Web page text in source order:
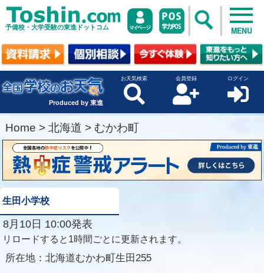
予備校・大学受験の東進ドットコム MENU
Produced by 東進
お天気検索 会員登録 ログイン
Home > 北海道 > むかわ町
生田小学校
8月10日 10:00発表
リロードすると1時間ごとに更新されます。
所在地： 北海道むかわ町生田255